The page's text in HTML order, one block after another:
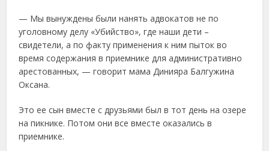
— Мы вынуждены были нанять адвокатов не по
уголовному делу «Убийство», где наши дети –
свидетели, а по факту применения к ним пыток во
время содержания в приемнике для административно
арестованных, — говорит мама Динияра Балгужина
Оксана.
Это ее сын вместе с друзьями был в тот день на озере
на пикнике. Потом они все вместе оказались в
приемнике.